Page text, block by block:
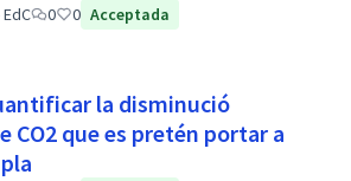
EdC 0 0 Acceptada
la disminució
CO2 que es pretén portar a